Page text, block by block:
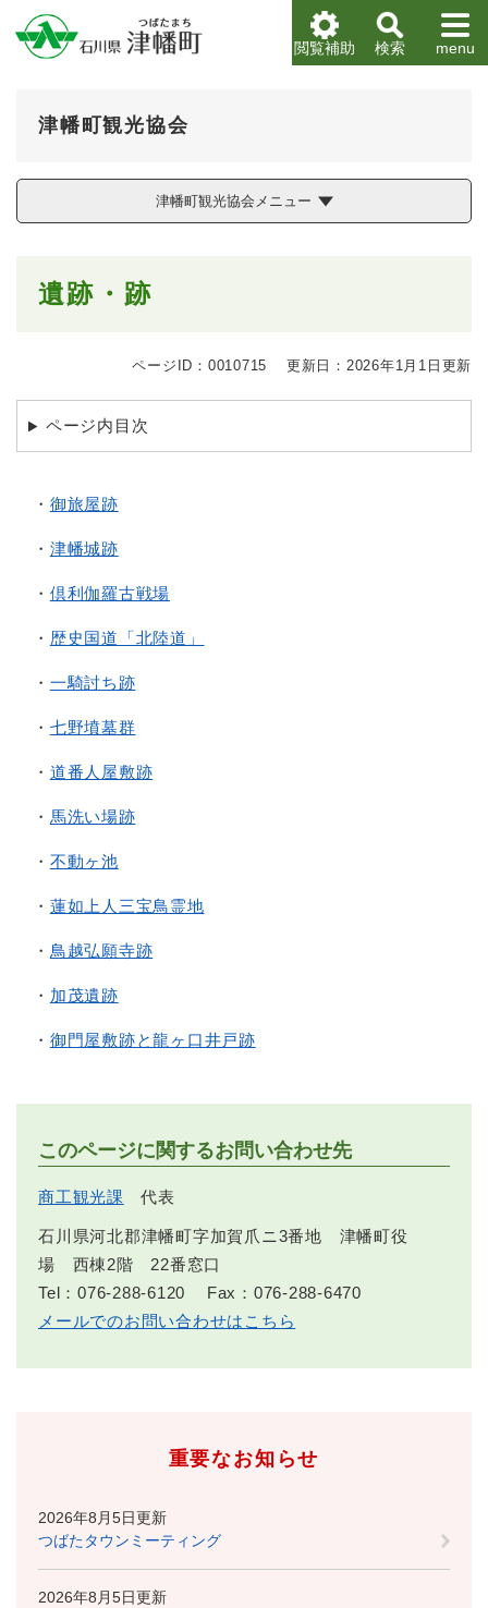
メニューを飛ばして本文へ
閲覧補助
検索 menu
津幡町観光協会
津幡町観光協会メニュー
遺跡・跡
ページID：0010715 更新日：2026年1月1日更新
ページ内目次
・ 御旅屋跡
・ 津幡城跡
・ 倶利伽羅古戦場
・ 歴史国道「北陸道」
・ 一騎討ち跡
・ 七野墳墓群
・ 道番人屋敷跡
・ 馬洗い場跡
・ 不動ヶ池
・ 蓮如上人三宝鳥霊地
・ 鳥越弘願寺跡
・ 加茂遺跡
・ 御門屋敷跡と龍ヶ口井戸跡
このページに関するお問い合わせ先
商工観光課 代表
石川県河北郡津幡町字加賀爪ニ3番地 津幡町役
場 西棟2階 22番窓口
Tel：076-288-6120
Fax：076-288-6470
メールでのお問い合わせはこちら
重要なお知らせ
2026年8月5日更新
つばたタウンミーティング
2026年8月5日更新